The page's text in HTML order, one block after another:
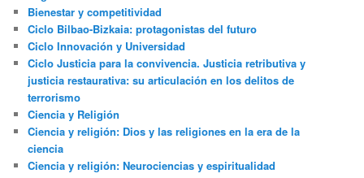
Bienestar y competitividad
Ciclo Bilbao-Bizkaia: protagonistas del futuro
Ciclo Innovación y Universidad
Ciclo Justicia para la convivencia. Justicia retributiva y
justicia restaurativa: su articulación en los delitos de
terrorismo
Ciencia y Religión
Ciencia y religión: Dios y las religiones en la era de la
ciencia
Ciencia y religión: Neurociencias y espiritualidad